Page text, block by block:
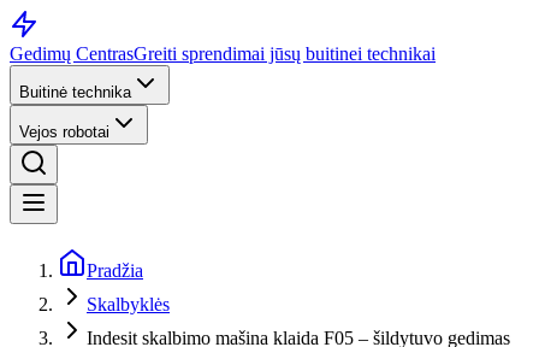
Gedimų CentrasGreiti sprendimai jūsų buitinei technikai
Buitinė technika
Vejos robotai
Pradžia
Skalbyklės
Indesit skalbimo mašina klaida F05 – šildytuvo gedimas